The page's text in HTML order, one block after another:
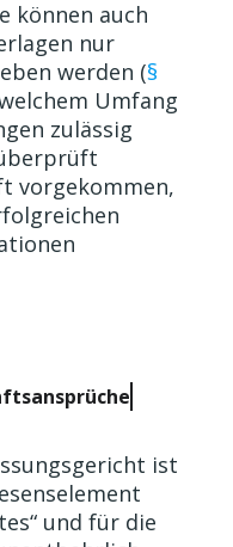
können auch
nur
werden (§
Umfang
zulässig
vorgekommen,
ist
und für die